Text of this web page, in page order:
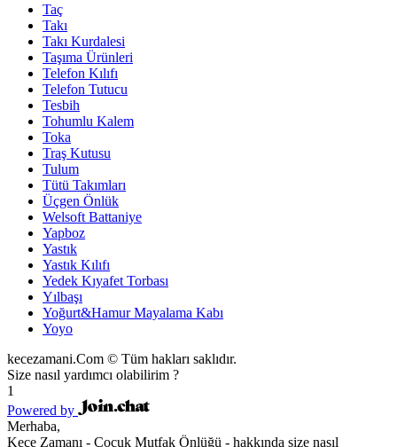
Taç
Takı
Takı Kurdalesi
Taşıma Ürünleri
Telefon Kılıfı
Telefon Tutucu
Tesbih
Tohumlu Kalem
Toka
Traş Kutusu
Tulum
Tütü Takımları
Üçgen Önlük
Welsoft Battaniye
Yapboz
Yastık
Yastık Kılıfı
Yedek Kıyafet Torbası
Yılbaşı
Yoğurt&Hamur Mayalama Kabı
Yoyo
kecezamani.Com © Tüm hakları saklıdır.
Size nasıl yardımcı olabilirim ?
1
Powered by
Merhaba,
Keçe Zamanı - Çocuk Mutfak Önlüğü - hakkında size nasıl